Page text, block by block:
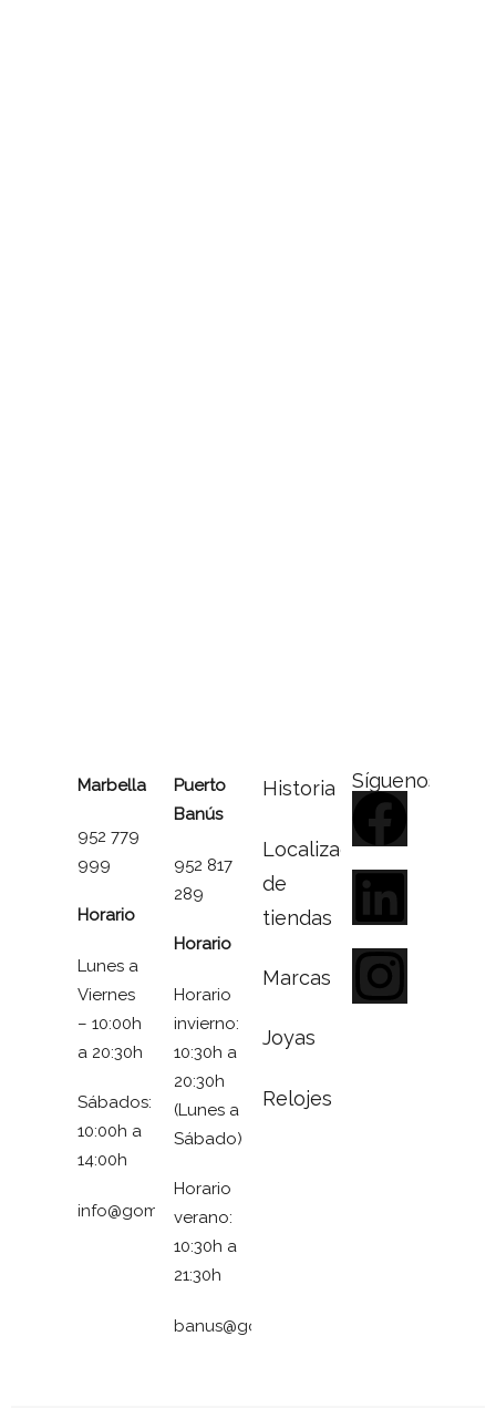
Marbella
952 779
999
Horario
Lunes a
Viernes
– 10:00h
a 20:30h
Sábados:
10:00h a
14:00h
info@gomezymolina.com
Puerto
Banús
952 817
289
Horario
Horario
invierno:
10:30h a
20:30h
(Lunes a
Sábado)
Horario
verano:
10:30h a
21:30h
banus@gomezymolina.com
Historia
Localizador
de
tiendas
Marcas
Joyas
Relojes
Síguenos